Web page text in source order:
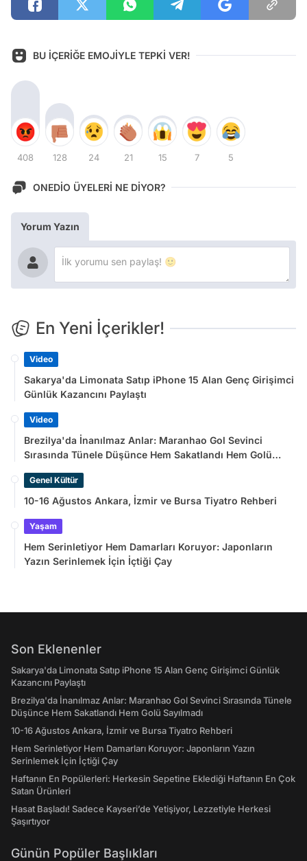
BU İÇERİĞE EMOJİYLE TEPKİ VER!
408 128 24 21 15 7 5
ONEDİO ÜYELERİ NE DİYOR?
Yorum Yazın
En Yeni İçerikler!
Video
Sakarya'da Limonata Satıp iPhone 15 Alan Genç Girişimci
Günlük Kazancını Paylaştı
Video
Brezilya'da İnanılmaz Anlar: Maranhao Gol Sevinci
Sırasında Tünele Düşünce Hem Sakatlandı Hem Golü
Genel Kültür
10-16 Ağustos Ankara, İzmir ve Bursa Tiyatro Rehberi
Yaşam
Hem Serinletiyor Hem Damarları Koruyor: Japonların
Yazın Serinlemek İçin İçtiği Çay
Son Eklenenler
Sakarya'da Limonata Satıp iPhone 15 Alan Genç Girişimci Günlük
Kazancını Paylaştı
Brezilya'da İnanılmaz Anlar: Maranhao Gol Sevinci Sırasında Tünele
Düşünce Hem Sakatlandı Hem Golü Sayılmadı
10-16 Ağustos Ankara, İzmir ve Bursa Tiyatro Rehberi
Hem Serinletiyor Hem Damarları Koruyor: Japonların Yazın
Serinlemek İçin İçtiği Çay
Haftanın En Popülerleri: Herkesin Sepetine Eklediği Haftanın En Çok
Satan Ürünleri
Hasat Başladı! Sadece Kayseri’de Yetişiyor, Lezzetiyle Herkesi
Şaşırtıyor
Günün Popüler Başlıkları